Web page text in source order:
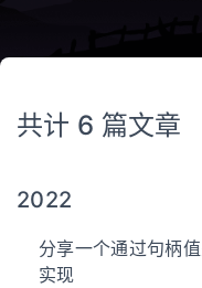
共计 6 篇文章
2022
分享一个通过句柄
实现